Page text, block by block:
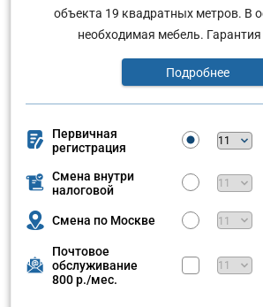
объекта 19 квадратных метров. В
необходимая мебель. Гарантия
Подробнее
Первичная
регистрация
Смена внутри
налоговой
Смена по Москве
Почтовое
обслуживание
800 р./мес.